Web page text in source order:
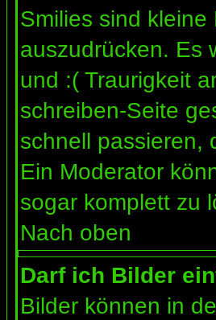
Smilies sind
auszudrücken. Es
und :( Traurigkeit
schreiben-Seite
schnell passieren,
Ein Moderator
sogar komplett zu
Nach oben
Darf ich Bilder
Bilder können in